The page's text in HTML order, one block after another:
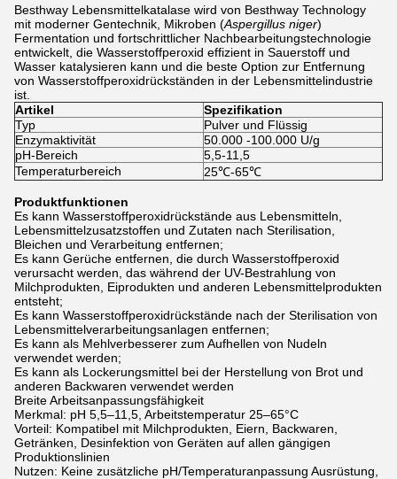
Besthway Lebensmittelkatalase wird von Besthway Technology
mit moderner Gentechnik, Mikroben (Aspergillus niger)
Fermentation und fortschrittlicher Nachbearbeitungstechnologie
entwickelt, die Wasserstoffperoxid effizient in Sauerstoff und
Wasser katalysieren kann und die beste Option zur Entfernung
von Wasserstoffperoxidrückständen in der Lebensmittelindustrie
ist.
Artikel
Spezifikation
Typ
Pulver und Flüssig
Enzymaktivität
50.000 -100.000 U/g
pH-Bereich
5,5-11,5
Temperaturbereich
25℃-65℃
Produktfunktionen
Es kann Wasserstoffperoxidrückstände aus Lebensmitteln,
Lebensmittelzusatzstoffen und Zutaten nach Sterilisation,
Bleichen und Verarbeitung entfernen;
Es kann Gerüche entfernen, die durch Wasserstoffperoxid
verursacht werden, das während der UV-Bestrahlung von
Milchprodukten, Eiprodukten und anderen Lebensmittelprodukten
entsteht;
Es kann Wasserstoffperoxidrückstände nach der Sterilisation von
Lebensmittelverarbeitungsanlagen entfernen;
Es kann als Mehlverbesserer zum Aufhellen von Nudeln
verwendet werden;
Es kann als Lockerungsmittel bei der Herstellung von Brot und
anderen Backwaren verwendet werden
Breite Arbeitsanpassungsfähigkeit
Merkmal: pH 5,5–11,5, Arbeitstemperatur 25–65°C
Vorteil: Kompatibel mit Milchprodukten, Eiern, Backwaren,
Getränken, Desinfektion von Geräten auf allen gängigen
Produktionslinien
Nutzen: Keine zusätzliche pH/Temperaturanpassung Ausrüstung,